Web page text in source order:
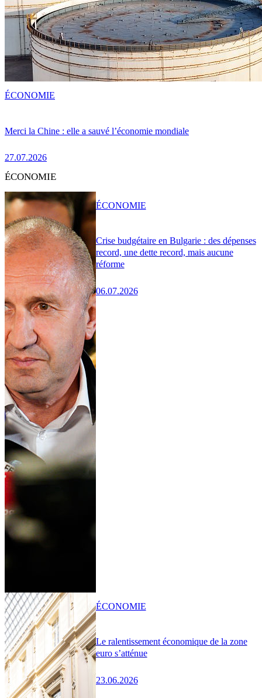
Merci la Chine : elle a sauvé l’économie mondiale
27.07.2026
ÉCONOMIE
ÉCONOMIE
Crise budgétaire en Bulgarie : des dépenses
record, une dette record, mais aucune
réforme
06.07.2026
ÉCONOMIE
Le ralentissement économique de la zone
euro s’atténue
23.06.2026
ÉCONOMIE